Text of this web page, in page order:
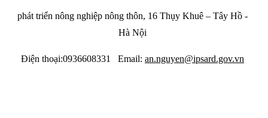
phát triển nông nghiệp nông thôn, 16 Thụy Khuê – Tây Hồ -
Hà Nội
Điện thoại:0936608331 Email: an.nguyen@ipsard.gov.vn